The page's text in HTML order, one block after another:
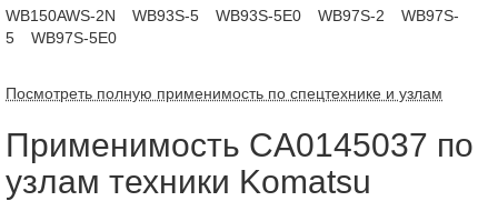
WB150AWS-2N WB93S-5 WB93S-5E0 WB97S-2
WB97S-
5
WB97S-5E0
Посмотреть полную применимость по спецтехнике и узлам
Применимость CA0145037 по
узлам техники Komatsu